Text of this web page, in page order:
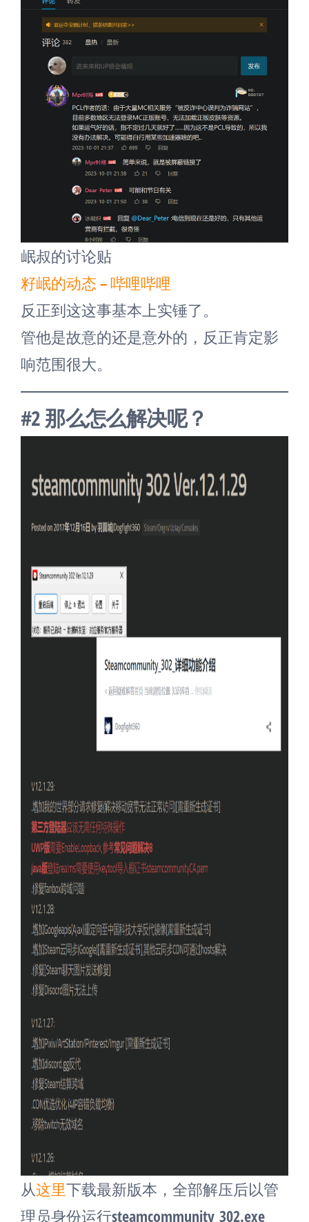
岷叔的讨论贴
籽岷的动态 – 哔哩哔哩
反正到这这事基本上实锤了。
管他是故意的还是意外的，反正肯定影
响范围很大。
#2 那么怎么解决呢？
从这里下载最新版本，全部解压后以管
理员身份运行steamcommunity_302.exe